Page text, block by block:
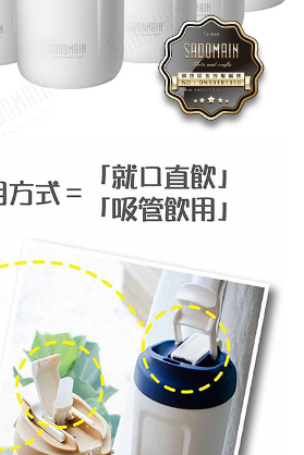
時，將依據個別帳號之用戶狀況，依本公司即
若仍有額度不足之情形，本公司將視審查結果
使用他人資訊註冊。若發現惡意使用之情形，
停止該用戶之使用額度並採取法律行動。
含以上)免運費